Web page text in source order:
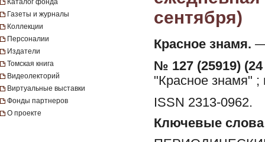
Каталог фонда
Газеты и журналы
Коллекции
Персоналии
Издатели
Томская книга
Видеолекторий
Виртуальные выставки
Фонды партнеров
О проекте
сентября)
Красное знамя. —
№ 127 (25919)
"Красное знамя" ;
ISSN 2313-0962.
Ключевые слова